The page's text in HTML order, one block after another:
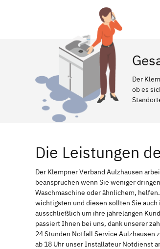
Der
ob es
Die Leistungen
Der Klempner Verband Aulzhausen
beanspruchen wenn Sie weniger
Waschmaschine oder ähnlichem,
wichtigsten und diesen sollten Sie
ausschließlich um ihre jahrelangen
passiert Ihnen bei uns, dank unserer
24 Stunden Notfall Service Aulzhausen
ab 18 Uhr unser Installateur Notdienst